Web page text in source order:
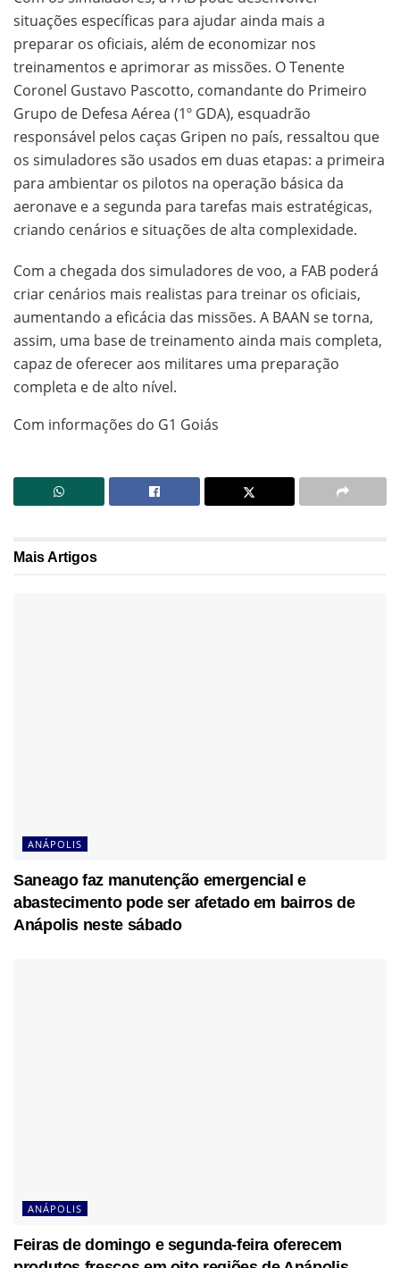
situações específicas para ajudar ainda mais a
preparar os oficiais, além de economizar nos
treinamentos e aprimorar as missões. O Tenente
Coronel Gustavo Pascotto, comandante do Primeiro
Grupo de Defesa Aérea (1º GDA), esquadrão
responsável pelos caças Gripen no país, ressaltou que
os simuladores são usados em duas etapas: a primeira
para ambientar os pilotos na operação básica da
aeronave e a segunda para tarefas mais estratégicas,
criando cenários e situações de alta complexidade.
Com a chegada dos simuladores de voo, a FAB poderá
criar cenários mais realistas para treinar os oficiais,
aumentando a eficácia das missões. A BAAN se torna,
assim, uma base de treinamento ainda mais completa,
capaz de oferecer aos militares uma preparação
completa e de alto nível.
Com informações do G1 Goiás
MaisArtigos
ANÁPOLIS
Saneago faz manutenção emergencial e
abastecimento pode ser afetado em bairros de
Anápolis neste sábado
ANÁPOLIS
Feiras de domingo e segunda-feira oferecem